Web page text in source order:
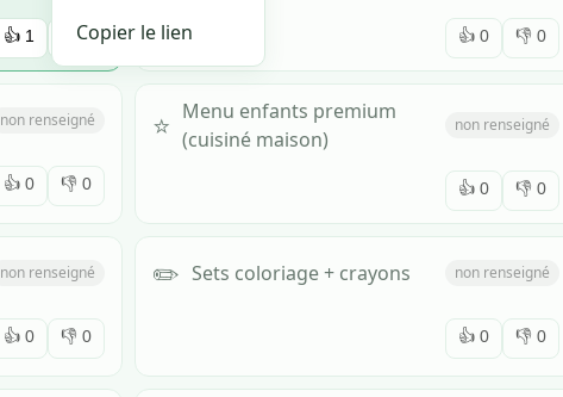
Copier le lien
👍 1 👎0 👍 0 👎 0
non renseigné
👍 0 👎 0
⭐ Menu enfants premium
(cuisiné maison)
non renseigné
👍 0 👎 0
non renseigné
👍 0 👎 0
✏️ Sets coloriage + crayons non renseigné
👍 0 👎 0